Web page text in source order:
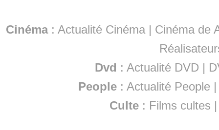
Cinéma: Actualité Cinéma | Cinéma de
Dvd : Actualité DVD |
People :Actualité People
Culte : Films cultes